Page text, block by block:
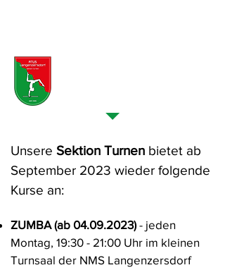
Unsere Sektion Turnen bietet ab
September 2023 wieder folgende
Kurse an:
ZUMBA (ab 04.09.2023)- jeden
Montag, 19:30 - 21:00 Uhr im kleinen
Turnsaal der NMS Langenzersdorf